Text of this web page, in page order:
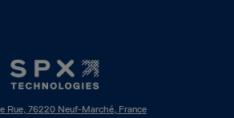
Rue, 76220 Neuf-Marché, France